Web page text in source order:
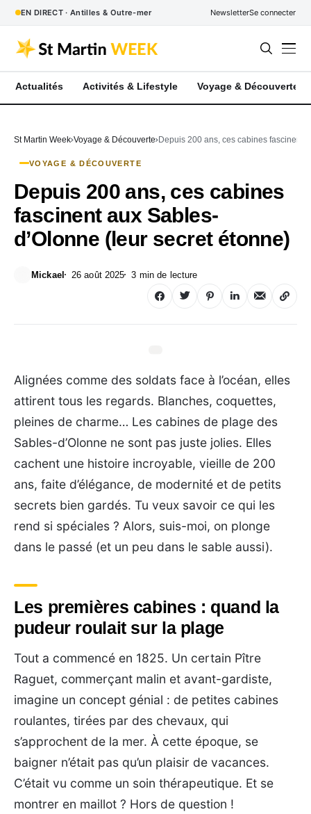
EN DIRECT · Antilles & Outre-mer NewsletterSe connecter
Actualités Activités & Lifestyle Voyage & Découverte
St Martin Week Voyage & Découverte Depuis 200 ans, ces cabines fascinent
VOYAGE & DÉCOUVERTE
Depuis 200 ans, ces cabines
fascinent aux Sables-
d’Olonne (leur secret étonne)
Mickael 26 août 2025 3 min de lecture
Alignées comme des soldats face à l’océan, elles
attirent tous les regards. Blanches, coquettes,
pleines de charme… Les cabines de plage des
Sables-d’Olonne ne sont pas juste jolies. Elles
cachent une histoire incroyable, vieille de 200
ans, faite d’élégance, de modernité et de petits
secrets bien gardés. Tu veux savoir ce qui les
rend si spéciales ? Alors, suis-moi, on plonge
dans le passé (et un peu dans le sable aussi).
Les premières cabines : quand la
pudeur roulait sur la plage
Tout a commencé en 1825. Un certain Pître
Raguet, commerçant malin et avant-gardiste,
imagine un concept génial : de petites cabines
roulantes, tirées par des chevaux, qui
s’approchent de la mer. À cette époque, se
baigner n’était pas qu’un plaisir de vacances.
C’était vu comme un soin thérapeutique. Et se
montrer en maillot ? Hors de question !